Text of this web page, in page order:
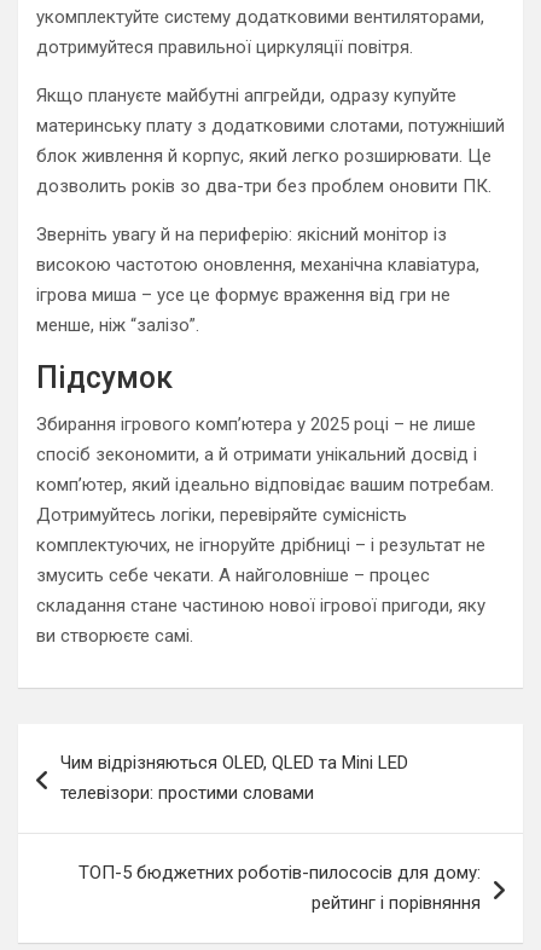
укомплектуйте систему додатковими вентиляторами,
дотримуйтеся правильної циркуляції повітря.
Якщо плануєте майбутні апгрейди, одразу купуйте
материнську плату з додатковими слотами, потужніший
блок живлення й корпус, який легко розширювати. Це
дозволить років зо два-три без проблем оновити ПК.
Зверніть увагу й на периферію: якісний монітор із
високою частотою оновлення, механічна клавіатура,
ігрова миша – усе це формує враження від гри не
менше, ніж “залізо”.
Підсумок
Збирання ігрового комп’ютера у 2025 році – не лише
спосіб зекономити, а й отримати унікальний досвід і
комп’ютер, який ідеально відповідає вашим потребам.
Дотримуйтесь логіки, перевіряйте сумісність
комплектуючих, не ігноруйте дрібниці – і результат не
змусить себе чекати. А найголовніше – процес
складання стане частиною нової ігрової пригоди, яку
ви створюєте самі.
по
Чим відрізняються OLED, QLED та Mini LED
телевізори: простими словами
ТОП-5 бюджетних роботів-пилососів для дому:
рейтинг і порівняння